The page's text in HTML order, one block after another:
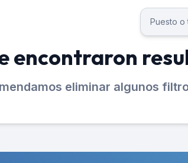
encontraron
eliminar algunos